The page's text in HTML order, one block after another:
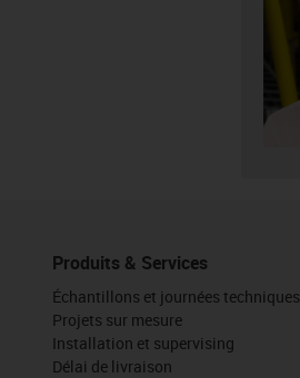
Produits & Services
Échantillons et journées techniques
Projets sur mesure
Installation et supervising
Délai de livraison